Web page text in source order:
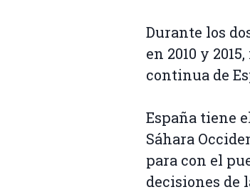
Durante los
en 2010 y
continua de
España tiene
Sáhara
para con el
decisiones de